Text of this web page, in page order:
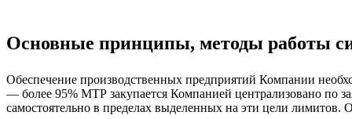
Основные принципы, методы работы
Обеспечение производственных предприятий Компании
— более 95% МТР закупается Компанией централизовано по
самостоятельно в пределах выделенных на эти цели